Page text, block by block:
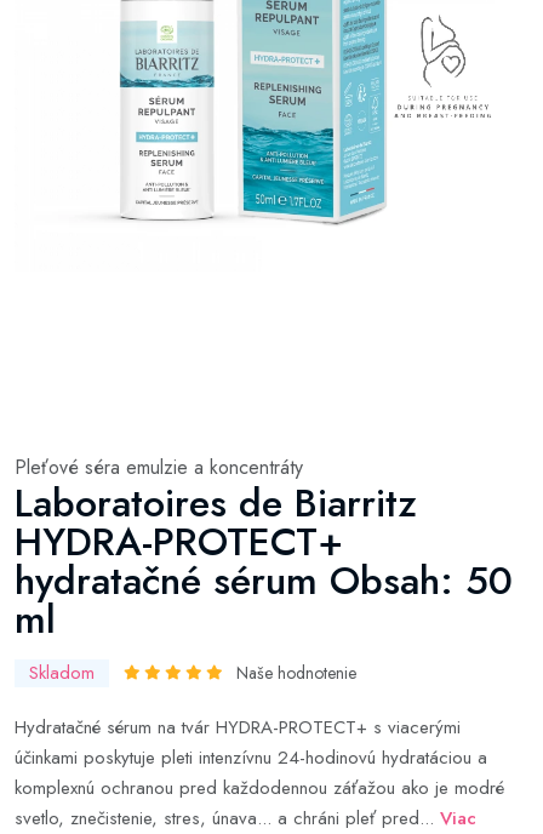
Pleťové séra emulzie a koncentráty
Laboratoires de Biarritz
HYDRA-PROTECT+
hydratačné sérum Obsah: 50
ml
Skladom Naše hodnotenie
Hydratačné sérum na tvár HYDRA-PROTECT+ s viacerými
účinkami poskytuje pleti intenzívnu 24-hodinovú hydratáciou a
komplexnú ochranou pred každodennou záťažou ako je modré
svetlo, znečistenie, stres, únava... a chráni pleť pred... Viac